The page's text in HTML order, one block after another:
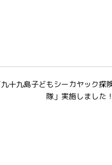
九十九島子どもシーカヤック探
隊」実施しました！